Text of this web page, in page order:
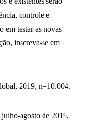
controle e
em testar as novas
inscreva-se em
2019, n=10.004.
agosto de 2019,